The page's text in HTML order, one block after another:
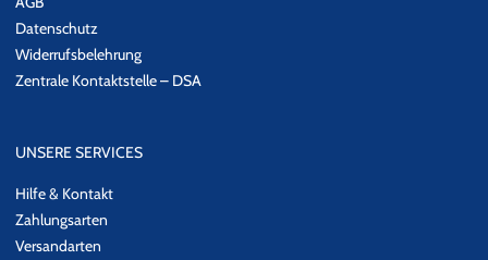
Datenschutz
Widerrufsbelehrung
Zentrale Kontaktstelle – DSA
UNSERE SERVICES
Hilfe & Kontakt
Zahlungsarten
Versandarten